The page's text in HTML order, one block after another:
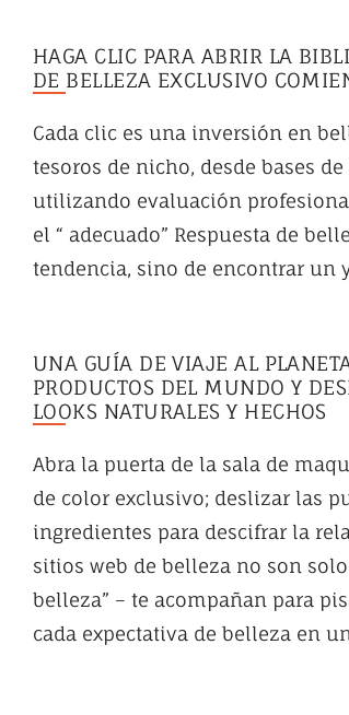
HAGA CLIC PARA ABRIR LA
DE BELLEZA EXCLUSIVO
Cada clic es una inversión en
tesoros de nicho, desde bases
utilizando evaluación
el “ adecuado” Respuesta de
tendencia, sino de encontrar un
UNA GUÍA DE VIAJE AL
PRODUCTOS DEL MUNDO Y
LOOKS NATURALES Y HECHOS
Abra la puerta de la sala de
de color exclusivo; deslizar las
ingredientes para descifrar la
sitios web de belleza no son
belleza” – te acompañan para
cada expectativa de belleza en